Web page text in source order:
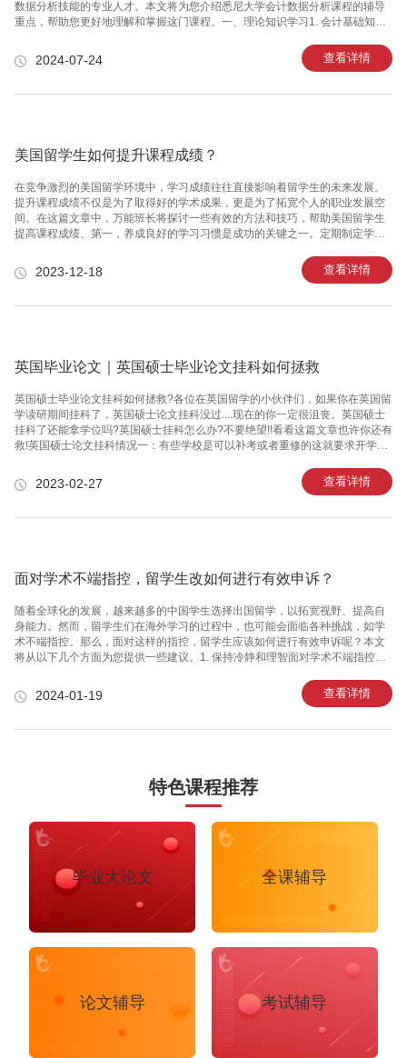
数据分析技能的专业人才。本文将为您介绍悉尼大学会计数据分析课程的辅导
重点，帮助您更好地理解和掌握这门课程。一、理论知识学习1. 会计基础知
表分析、成本核算、预算编制等。这些知识是进行数据分析的基础，只有深入
了解会计原理，才能更好地进行数据分析。2. 统计学知识：数据分析的核心是
设检验、回归分析等。此外，还需要学习一些高级统计方法，如时间序列分
2024-07-24 查看详情
美国留学生如何提升课程成绩？
在竞争激烈的美国留学环境中，学习成绩往往直接影响着留学生的未来发展。
提升课程成绩不仅是为了取得好的学术成果，更是为了拓宽个人的职业发展空
间。在这篇文章中，万能班长将探讨一些有效的方法和技巧，帮助美国留学生
提高课程成绩。第一，养成良好的学习习惯是成功的关键之一。定期制定学习
及时完成作业和阅读任务，不断提升自己的学习效率。此外，合理规划自己的
社交活动和休闲时间，确保有足够的精力和心情来投入学习。第二，积极参与
们进行深入的讨论，不仅有助于巩固自己的知识，还能提高自己的表达能力和
2023-12-18 查看详情
英国毕业论文｜英国硕士毕业论文挂科如何拯救
英国硕士毕业论文挂科如何拯救?各位在英国留学的小伙伴们，如果你在英国留
学读研期间挂科了，英国硕士论文挂科没过....现在的你一定很沮丧。英国硕士
挂科了还能拿学位吗?英国硕士挂科怎么办?不要绝望!!看看这篇文章也许你还有
救!英国硕士论文挂科情况一：有些学校是可以补考或者重修的这就要求开学初
官网查找补考信息。一般搜索关键字，“Reassessment postgraduate”或
者“Resit an exam”+“输入你所在的学校”或者学校支持argue.一般会考虑先找这
这门课的讲师助教等相关老师。总之多给几个老是发就算帮不上你也
2023-02-27 查看详情
面对学术不端指控，留学生改如何进行有效申诉？
随着全球化的发展，越来越多的中国学生选择出国留学，以拓宽视野、提高自
身能力。然而，留学生们在海外学习的过程中，也可能会面临各种挑战，如学
术不端指控。那么，面对这样的指控，留学生应该如何进行有效申诉呢？本文
将从以下几个方面为您提供一些建议。1. 保持冷静和理智面对学术不端指控，
能会对您的申诉结果产生不利影响。在申诉前，尽量让自己的情绪平静下来，
以便能够更好地分析问题所在，为自己辩护。2. 了解相关法律法规在申诉之
指控的处理通常遵循所在国家的法律法规，因此，留学生需要熟悉这些法律法
2024-01-19 查看详情
特色课程推荐
毕业大论文 全课辅导
论文辅导 考试辅导